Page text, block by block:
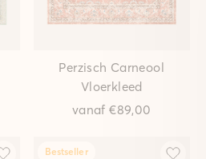
Perzisch Carneool
Vloerkleed
vanaf€89,00
Bestseller